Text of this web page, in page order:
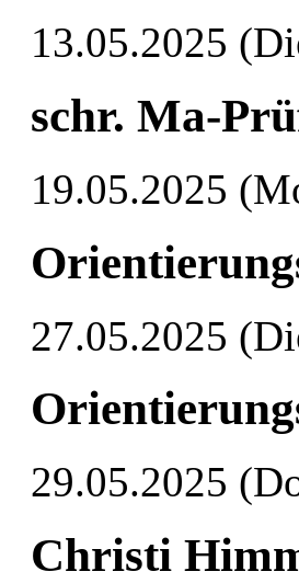
13.05.2025
schr. Ma-
19.05.2025
27.05.2025
29.05.2025
Christi